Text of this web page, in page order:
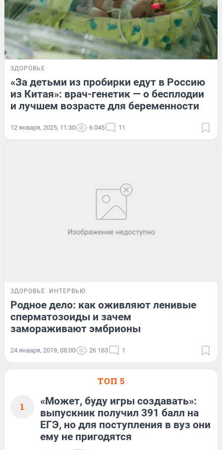
ЗДОРОВЬЕ
«За детьми из пробирки едут в Россию
из Китая»: врач-генетик — о бесплодии
и лучшем возрасте для беременности
12 января, 2025, 11:30 6 045 11
ЗДОРОВЬЕ ИНТЕРВЬЮ
Родное дело: как оживляют ленивые
сперматозоиды и зачем
замораживают эмбрионы
24 января, 2019, 08:00 26 163 1
ТОП 5
1
«Может, буду игры создавать»:
выпускник получил 391 балл на
ЕГЭ, но для поступления в вуз они
ему не пригодятся